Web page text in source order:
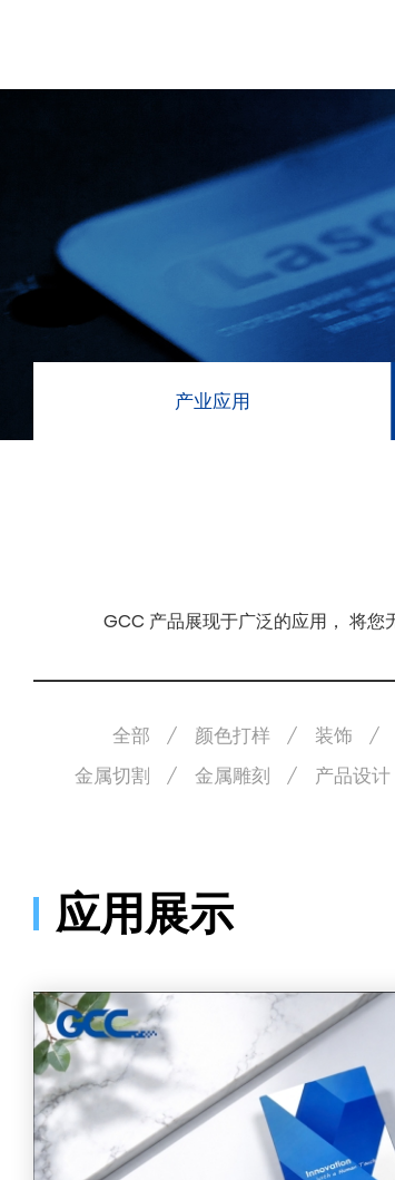
产业应用
GCC 产品展现于广泛的应用， 将您
全部 颜色打样 装饰
金属切割
金属雕刻 产品设计
应用展示